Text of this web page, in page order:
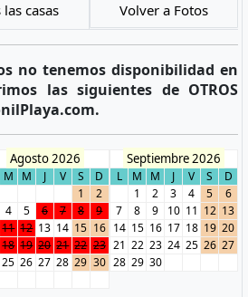
casas Volver a Fotos
no tenemos disponibilidad en
las siguientes de OTROS
Agosto 2026
M M J V S
D
1
2
4 5 6 7 8
9
11 12 13 14 15 16
18 19 20 21 22 23
25 26 27 28 29 30
Septiembre 2026
L M M J V S
D
1
2 3 4 5
6
7
8 9 10 11 12 13
14 15 16 17 18 19 20
21 22 23 24 25 26 27
28 29 30